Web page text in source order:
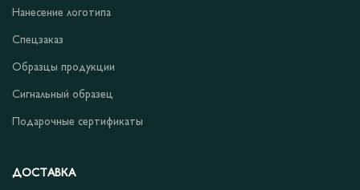
Нанесение логотипа
Спецзаказ
Образцы продукции
Сигнальный образец
Подарочные сертификаты
ДОСТАВКА